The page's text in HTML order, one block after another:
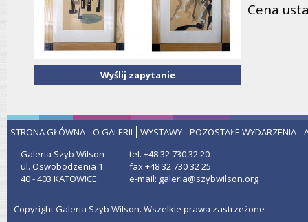
Wyślij zapytanie
Cena
STRONA GŁÓWNA O GALERII WYSTAWY POZOSTAŁE WYDARZENIA
Galeria Szyb Wilson
ul. Oswobodzenia 1
40 - 403 KATOWICE
tel. +48 32 730 32 20
fax +48 32 730 32 25
e-mail: galeria@szybwilson.org
Copyright Galeria Szyb Wilson. Wszelkie prawa zastrzeżone